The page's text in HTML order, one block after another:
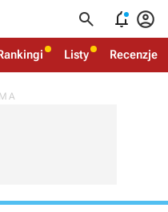
  
Listy Recenzje